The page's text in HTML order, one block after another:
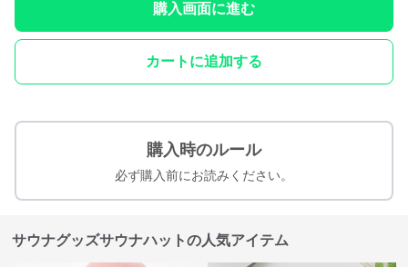
購入画面に進む
カートに追加する
購入時のルール
必ず購入前にお読みください。
サウナグッズサウナハットの人気アイテム